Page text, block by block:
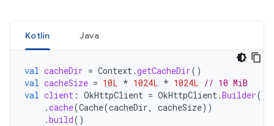
Kotlin Java
val cacheDir = Context.getCacheDir()
val cacheSize = 10L * 1024L * 1024L // 10 MiB
val client : OkHttpClient = OkHttpClient.Builder()
.cache(Cache(cacheDir, cacheSize))
.build()